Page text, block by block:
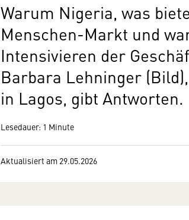
Warum Nigeria, was
Menschen-Markt und
Intensivieren der
Barbara Lehninger
in Lagos, gibt Antworten.
Lesedauer: 1 Minute
Aktualisiert am 29.05.2026